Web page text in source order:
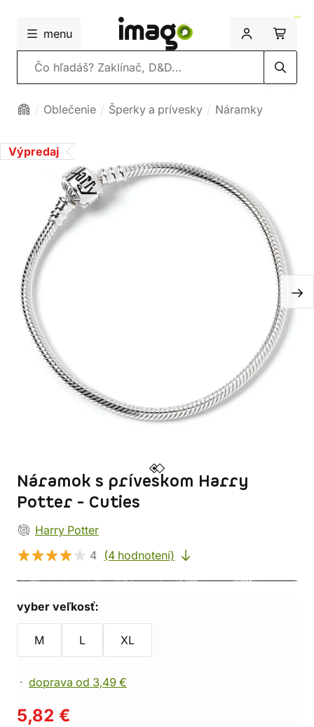
menu
Vyhľadávanie
Oblečenie Šperky a prívesky Náramky
Výpredaj
Náramok s príveskom Harry
Potter - Cuties
Harry Potter
4 (4 hodnotení)
vyber veľkosť:
M L XL
doprava od 3,49 €
5,82 €